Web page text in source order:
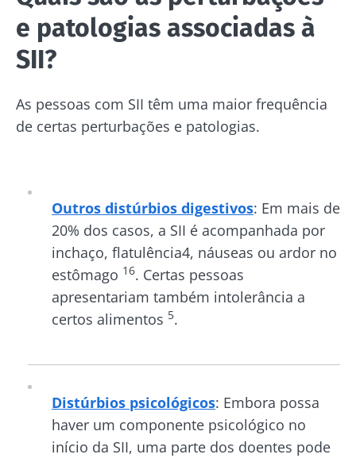
e patologias associadas à
SII?
As pessoas com SII têm uma maior frequência
de certas perturbações e patologias.
Outros distúrbios digestivos: Em mais de
20% dos casos, a SII é acompanhada por
inchaço, flatulência4, náuseas ou ardor no
estômago 16. Certas pessoas
apresentariam também intolerância a
certos alimentos 5.
Distúrbios psicológicos: Embora possa
haver um componente psicológico no
início da SII, uma parte dos doentes pode